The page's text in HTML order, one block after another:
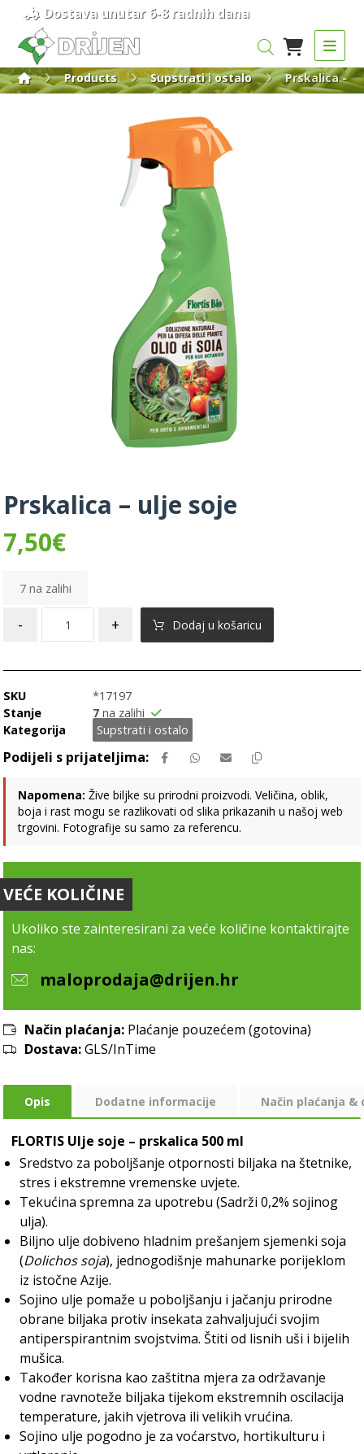
Dostava unutar 6-8 radnih dana
Products Supstrati i ostalo Prskalica -
Prskalica – ulje soje
7,50€
7 na zalihi
- + Dodaj u košaricu
SKU
*17197
Stanje
7 na zalihi
Kategorija
Supstrati i ostalo
Napomena: Žive biljke su prirodni proizvodi. Veličina, oblik,
boja i rast mogu se razlikovati od slika prikazanih u našoj web
trgovini. Fotografije su samo za referencu.
VEĆE KOLIČINE
Ukoliko ste zainteresirani za veće količine kontaktirajte
nas:
maloprodaja@drijen.hr
Način plaćanja: Plaćanje pouzećem (gotovina)
Dostava:GLS/InTime
Opis Dodatne informacije Način plaćanja &
FLORTIS Ulje soje – prskalica 500 ml
Sredstvo za poboljšanje otpornosti biljaka na štetnike,
stres i ekstremne vremenske uvjete.
Tekućina spremna za upotrebu (Sadrži 0,2% sojinog
ulja).
Biljno ulje dobiveno hladnim prešanjem sjemenki soja
(Dolichos soja), jednogodišnje mahunarke porijeklom
iz istočne Azije.
Sojino ulje pomaže u poboljšanju i jačanju prirodne
obrane biljaka protiv insekata zahvaljujući svojim
antiperspirantnim svojstvima. Štiti od lisnih uši i bijelih
mušica.
Također korisna kao zaštitna mjera za održavanje
vodne ravnoteže biljaka tijekom ekstremnih oscilacija
temperature, jakih vjetrova ili velikih vrućina.
Sojino ulje pogodno je za voćarstvo, hortikulturu i